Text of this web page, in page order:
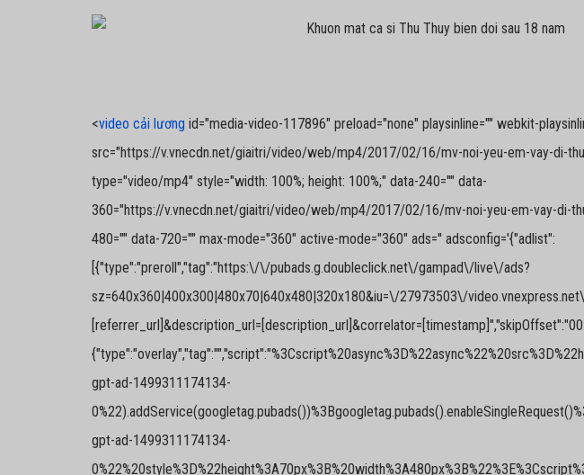
<video cải lương id="media-video-117896" preload="none" playsinline="" webkit-
src="https://v.vnecdn.net/giaitri/video/web/mp4/2017/02/16/mv-noi-yeu-em-vay-di-
type="video/mp4" style="width: 100%; height: 100%;" data-240="" data-
360="https://v.vnecdn.net/giaitri/video/web/mp4/2017/02/16/mv-noi-yeu-em-vay-di-
480="" data-720="" max-mode="360" active-mode="360" ads='' adsconfig='{"adlist":
[{"type":"preroll","tag":"https:\/\/pubads.g.doubleclick.net\/gampad\/live\/ads?
sz=640x360|400x300|480x70|640x480|320x180&iu=\/27973503\/
gpt-ad-1499311174134-
gpt-ad-1499311174134-